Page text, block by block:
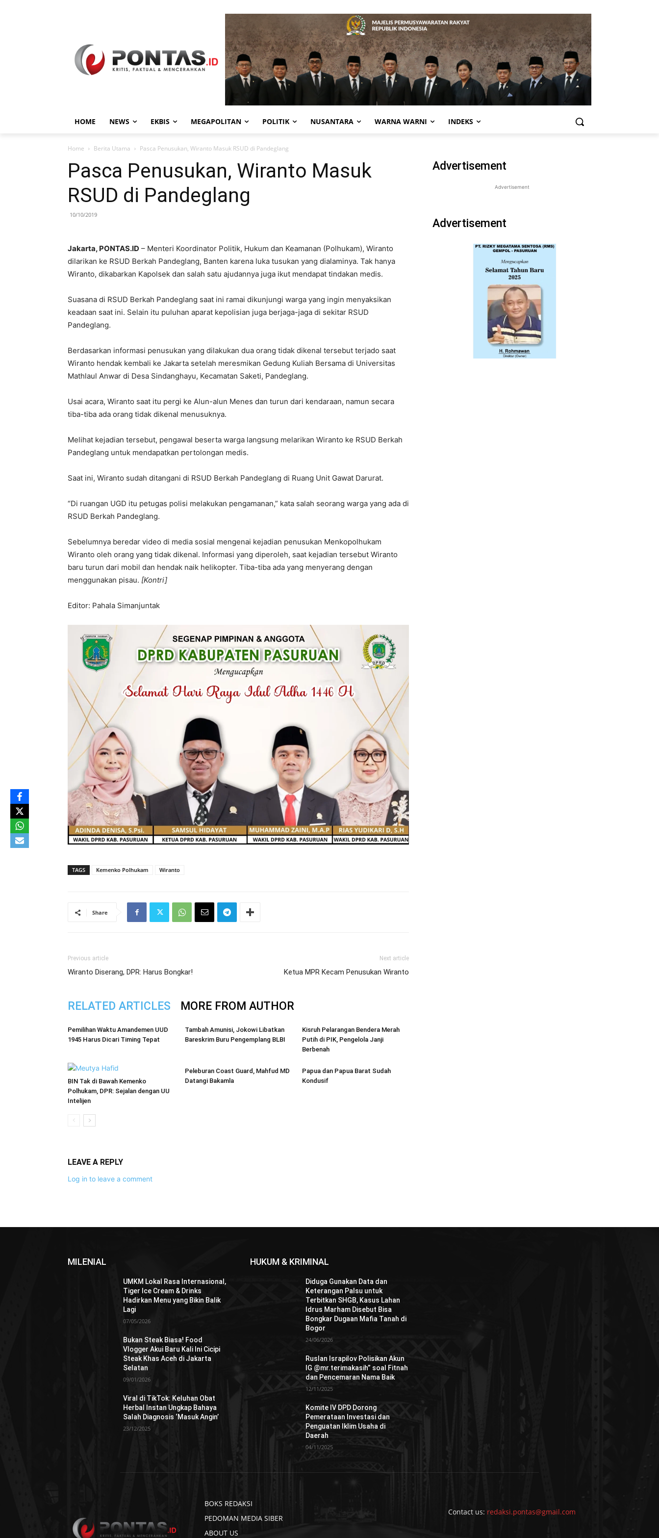
HOME NEWS EKBIS MEGAPOLITAN POLITIK NUSANTARA WARNA WARNI INDEKS
Home Berita Utama Pasca Penusukan, Wiranto Masuk RSUD di Pandeglang
Pasca Penusukan, Wiranto Masuk
RSUD di Pandeglang
10/10/2019
Jakarta, PONTAS.ID – Menteri Koordinator Politik, Hukum dan Keamanan (Polhukam), Wiranto
dilarikan ke RSUD Berkah Pandeglang, Banten karena luka tusukan yang dialaminya. Tak hanya
Wiranto, dikabarkan Kapolsek dan salah satu ajudannya juga ikut mendapat tindakan medis.
Suasana di RSUD Berkah Pandeglang saat ini ramai dikunjungi warga yang ingin menyaksikan
keadaan saat ini. Selain itu puluhan aparat kepolisian juga berjaga-jaga di sekitar RSUD
Pandeglang.
Berdasarkan informasi penusukan yang dilakukan dua orang tidak dikenal tersebut terjado saat
Wiranto hendak kembali ke Jakarta setelah meresmikan Gedung Kuliah Bersama di Universitas
Mathlaul Anwar di Desa Sindanghayu, Kecamatan Saketi, Pandeglang.
Usai acara, Wiranto saat itu pergi ke Alun-alun Menes dan turun dari kendaraan, namun secara
tiba-tiba ada orang tidak dikenal menusuknya.
Melihat kejadian tersebut, pengawal beserta warga langsung melarikan Wiranto ke RSUD Berkah
Pandeglang untuk mendapatkan pertolongan medis.
Saat ini, Wiranto sudah ditangani di RSUD Berkah Pandeglang di Ruang Unit Gawat Darurat.
“Di ruangan UGD itu petugas polisi melakukan pengamanan,” kata salah seorang warga yang ada di
RSUD Berkah Pandeglang.
Sebelumnya beredar video di media sosial mengenai kejadian penusukan Menkopolhukam
Wiranto oleh orang yang tidak dikenal. Informasi yang diperoleh, saat kejadian tersebut Wiranto
baru turun dari mobil dan hendak naik helikopter. Tiba-tiba ada yang menyerang dengan
menggunakan pisau. [Kontri]
Editor: Pahala Simanjuntak
TAGS Kemenko Polhukam Wiranto
Share
Previous article
Wiranto Diserang, DPR: Harus Bongkar!
Next article
Ketua MPR Kecam Penusukan Wiranto
RELATED ARTICLES MORE FROM AUTHOR
Pemilihan Waktu Amandemen UUD
1945 Harus Dicari Timing Tepat
Tambah Amunisi, Jokowi Libatkan
Bareskrim Buru Pengemplang BLBI
Kisruh Pelarangan Bendera Merah
Putih di PIK, Pengelola Janji
Berbenah
BIN Tak di Bawah Kemenko
Polhukam, DPR: Sejalan dengan UU
Intelijen
Peleburan Coast Guard, Mahfud MD
Datangi Bakamla
Papua dan Papua Barat Sudah
Kondusif
LEAVE A REPLY
Log in to leave a comment
Advertisement
Advertisement
Advertisement
MILENIAL
UMKM Lokal Rasa Internasional,
Tiger Ice Cream & Drinks
Hadirkan Menu yang Bikin Balik
Lagi
07/05/2026
Bukan Steak Biasa! Food
Vlogger Akui Baru Kali Ini Cicipi
Steak Khas Aceh di Jakarta
Selatan
09/01/2026
Viral di TikTok: Keluhan Obat
Herbal Instan Ungkap Bahaya
Salah Diagnosis ‘Masuk Angin’
23/12/2025
HUKUM & KRIMINAL
Diduga Gunakan Data dan
Keterangan Palsu untuk
Terbitkan SHGB, Kasus Lahan
Idrus Marham Disebut Bisa
Bongkar Dugaan Mafia Tanah di
Bogor
24/06/2026
Ruslan Israpilov Polisikan Akun
IG @mr.terimakasih” soal Fitnah
dan Pencemaran Nama Baik
12/11/2025
Komite IV DPD Dorong
Pemerataan Investasi dan
Penguatan Iklim Usaha di
Daerah
04/11/2025
BOKS REDAKSI
PEDOMAN MEDIA SIBER
ABOUT US
Contact us: redaksi.pontas@gmail.com